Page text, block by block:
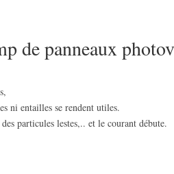
de panneaux
ni entailles se rendent utiles.
particules lestes,.. et le courant débute.